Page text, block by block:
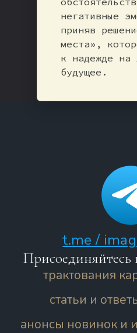
негативные
приняв
места»,
к надежде на
будущее.
t.me /
Присоединяйтесь
трактования
статьи и
анонсы новинок и